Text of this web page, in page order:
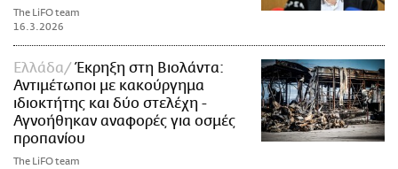
The LiFO team
16.3.2026
Ελλάδα
Έκρηξη στη Βιολάντα:
Αντιμέτωποι με κακούργημα
ιδιοκτήτης και δύο στελέχη -
Αγνοήθηκαν αναφορές για οσμές
προπανίου
The LiFO team